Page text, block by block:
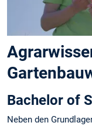
Bachelor of
Neben den